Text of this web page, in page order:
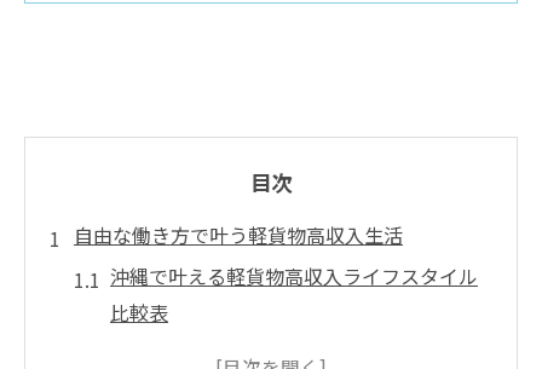
目次
自由な働き方で叶う軽貨物高収入生活
沖縄で叶える軽貨物高収入ライフスタイル
比較表
自由な働き方を実現する軽貨物の魅力